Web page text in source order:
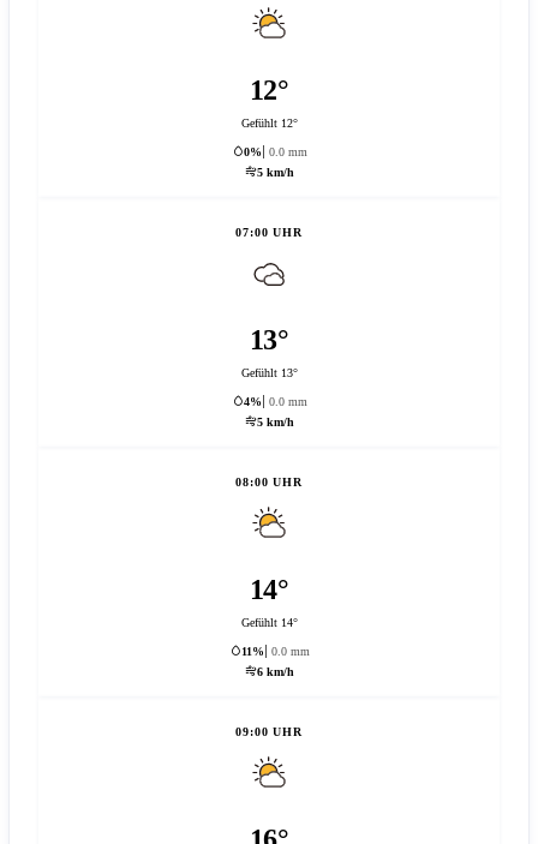
12°
Gefühlt 12°
0%
0.0 mm
5 km/h
07:00 UHR
13°
Gefühlt 13°
4%
0.0 mm
5 km/h
08:00 UHR
14°
Gefühlt 14°
11%
0.0 mm
6 km/h
09:00 UHR